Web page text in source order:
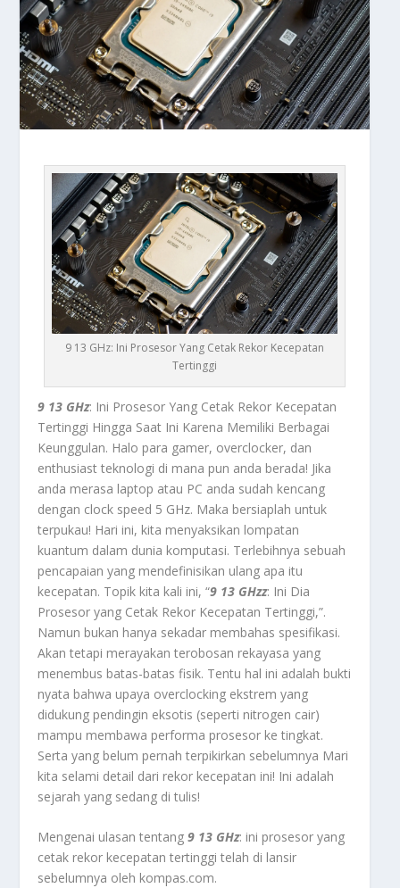
9 13 GHz: Ini Prosesor Yang Cetak Rekor Kecepatan
Tertinggi
9 13 GHz: Ini Prosesor Yang Cetak Rekor Kecepatan
Tertinggi Hingga Saat Ini Karena Memiliki Berbagai
Keunggulan. Halo para gamer, overclocker, dan
enthusiast teknologi di mana pun anda berada! Jika
anda merasa laptop atau PC anda sudah kencang
dengan clock speed 5 GHz. Maka bersiaplah untuk
terpukau! Hari ini, kita menyaksikan lompatan
kuantum dalam dunia komputasi. Terlebihnya sebuah
pencapaian yang mendefinisikan ulang apa itu
kecepatan. Topik kita kali ini, “9 13 GHzz: Ini Dia
Prosesor yang Cetak Rekor Kecepatan Tertinggi,”.
Namun bukan hanya sekadar membahas spesifikasi.
Akan tetapi merayakan terobosan rekayasa yang
menembus batas-batas fisik. Tentu hal ini adalah bukti
nyata bahwa upaya overclocking ekstrem yang
didukung pendingin eksotis (seperti nitrogen cair)
mampu membawa performa prosesor ke tingkat.
Serta yang belum pernah terpikirkan sebelumnya Mari
kita selami detail dari rekor kecepatan ini! Ini adalah
sejarah yang sedang di tulis!
Mengenai ulasan tentang9 13 GHz: ini prosesor yang
cetak rekor kecepatan tertinggi telah di lansir
sebelumnya oleh kompas.com.